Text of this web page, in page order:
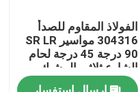
الفولاذ المقاوم للصدأ
304316 مواسير SR LR
90 درجة 45 درجة لحام
الشارع ثلاثي المشبك
الكوع